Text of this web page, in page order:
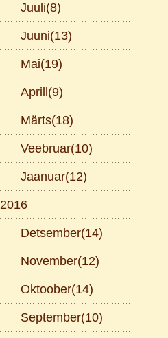
Juuli(8)
Juuni(13)
Mai(19)
Aprill(9)
Märts(18)
Veebruar(10)
Jaanuar(12)
2016
Detsember(14)
November(12)
Oktoober(14)
September(10)